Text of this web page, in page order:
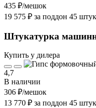
435 ₽/мешок
19 575 ₽ за поддон 45 штук
Штукатурка
Купить у дилера
4,7
В наличии
306 ₽/мешок
13 770 ₽ за поддон 45 штук